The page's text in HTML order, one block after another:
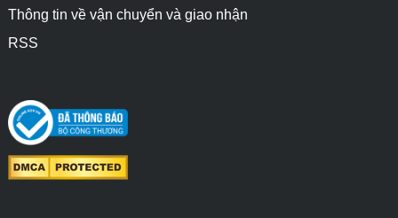
Thông tin về vận chuyển và giao nhận
RSS